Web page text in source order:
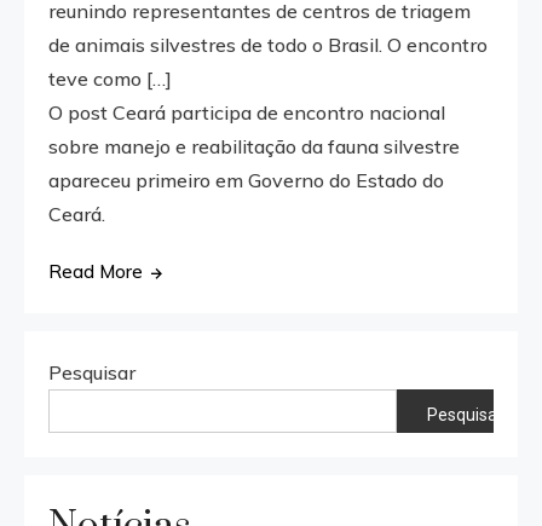
reunindo representantes de centros de triagem
de animais silvestres de todo o Brasil. O encontro
teve como […]
O post Ceará participa de encontro nacional
sobre manejo e reabilitação da fauna silvestre
apareceu primeiro em Governo do Estado do
Ceará.
Read More
Pesquisar
Pesquisar